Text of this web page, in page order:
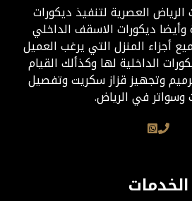
العصرية لتنفيذ ديكورات
وأيضا ديكورات الاسقف الداخلي
أجزاء المنزل التي يرغب العميل
الداخلية لها وكذألك القيام
وتجهيز قزاز سكريت وتفصيل
في الرياض.
الخدمات